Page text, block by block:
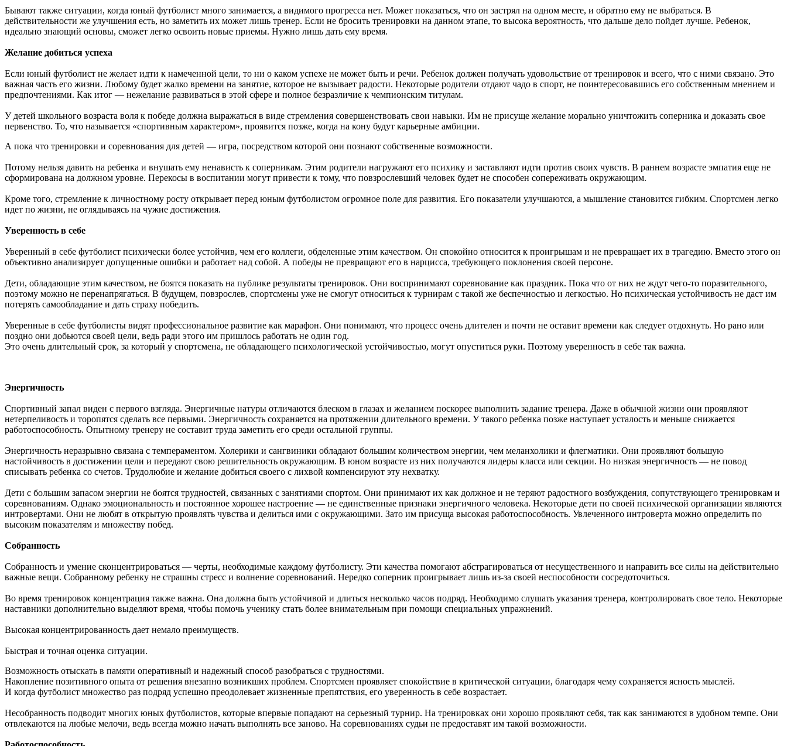
Бывают также ситуации, когда юный футболист много занимается, а видимого прогресса нет. Может показаться, что он застрял на одном месте, и обратно ему не выбраться. В
действительности же улучшения есть, но заметить их может лишь тренер. Если не бросить тренировки на данном этапе, то высока вероятность, что дальше дело пойдет лучше. Ребенок,
идеально знающий основы, сможет легко освоить новые приемы. Нужно лишь дать ему время.
Желание добиться успеха
Если юный футболист не желает идти к намеченной цели, то ни о каком успехе не может быть и речи. Ребенок должен получать удовольствие от тренировок и всего, что с ними связано. Это
важная часть его жизни. Любому будет жалко времени на занятие, которое не вызывает радости. Некоторые родители отдают чадо в спорт, не поинтересовавшись его собственным мнением и
предпочтениями. Как итог — нежелание развиваться в этой сфере и полное безразличие к чемпионским титулам.
У детей школьного возраста воля к победе должна выражаться в виде стремления совершенствовать свои навыки. Им не присуще желание морально уничтожить соперника и доказать свое
первенство. То, что называется «спортивным характером», проявится позже, когда на кону будут карьерные амбиции.
А пока что тренировки и соревнования для детей — игра, посредством которой они познают собственные возможности.
Потому нельзя давить на ребенка и внушать ему ненависть к соперникам. Этим родители нагружают его психику и заставляют идти против своих чувств. В раннем возрасте эмпатия еще не
сформирована на должном уровне. Перекосы в воспитании могут привести к тому, что повзрослевший человек будет не способен сопереживать окружающим.
Кроме того, стремление к личностному росту открывает перед юным футболистом огромное поле для развития. Его показатели улучшаются, а мышление становится гибким. Спортсмен легко
идет по жизни, не оглядываясь на чужие достижения.
Уверенность в себе
Уверенный в себе футболист психически более устойчив, чем его коллеги, обделенные этим качеством. Он спокойно относится к проигрышам и не превращает их в трагедию. Вместо этого он
объективно анализирует допущенные ошибки и работает над собой. А победы не превращают его в нарцисса, требующего поклонения своей персоне.
Дети, обладающие этим качеством, не боятся показать на публике результаты тренировок. Они воспринимают соревнование как праздник. Пока что от них не ждут чего-то поразительного,
поэтому можно не перенапрягаться. В будущем, повзрослев, спортсмены уже не смогут относиться к турнирам с такой же беспечностью и легкостью. Но психическая устойчивость не даст им
потерять самообладание и дать страху победить.
Уверенные в себе футболисты видят профессиональное развитие как марафон. Они понимают, что процесс очень длителен и почти не оставит времени как следует отдохнуть. Но рано или
поздно они добьются своей цели, ведь ради этого им пришлось работать не один год.
Это очень длительный срок, за который у спортсмена, не обладающего психологической устойчивостью, могут опуститься руки. Поэтому уверенность в себе так важна.
Энергичность
Спортивный запал виден с первого взгляда. Энергичные натуры отличаются блеском в глазах и желанием поскорее выполнить задание тренера. Даже в обычной жизни они проявляют
нетерпеливость и торопятся сделать все первыми. Энергичность сохраняется на протяжении длительного времени. У такого ребенка позже наступает усталость и меньше снижается
работоспособность. Опытному тренеру не составит труда заметить его среди остальной группы.
Энергичность неразрывно связана с темпераментом. Холерики и сангвиники обладают большим количеством энергии, чем меланхолики и флегматики. Они проявляют большую
настойчивость в достижении цели и передают свою решительность окружающим. В юном возрасте из них получаются лидеры класса или секции. Но низкая энергичность — не повод
списывать ребенка со счетов. Трудолюбие и желание добиться своего с лихвой компенсируют эту нехватку.
Дети с большим запасом энергии не боятся трудностей, связанных с занятиями спортом. Они принимают их как должное и не теряют радостного возбуждения, сопутствующего тренировкам и
соревнованиям. Однако эмоциональность и постоянное хорошее настроение — не единственные признаки энергичного человека. Некоторые дети по своей психической организации являются
интровертами. Они не любят в открытую проявлять чувства и делиться ими с окружающими. Зато им присуща высокая работоспособность. Увлеченного интроверта можно определить по
высоким показателям и множеству побед.
Собранность
Собранность и умение сконцентрироваться — черты, необходимые каждому футболисту. Эти качества помогают абстрагироваться от несущественного и направить все силы на действительно
важные вещи. Собранному ребенку не страшны стресс и волнение соревнований. Нередко соперник проигрывает лишь из-за своей неспособности сосредоточиться.
Во время тренировок концентрация также важна. Она должна быть устойчивой и длиться несколько часов подряд. Необходимо слушать указания тренера, контролировать свое тело. Некоторые
наставники дополнительно выделяют время, чтобы помочь ученику стать более внимательным при помощи специальных упражнений.
Высокая концентрированность дает немало преимуществ.
Быстрая и точная оценка ситуации.
Возможность отыскать в памяти оперативный и надежный способ разобраться с трудностями.
Накопление позитивного опыта от решения внезапно возникших проблем. Спортсмен проявляет спокойствие в критической ситуации, благодаря чему сохраняется ясность мыслей.
И когда футболист множество раз подряд успешно преодолевает жизненные препятствия, его уверенность в себе возрастает.
Несобранность подводит многих юных футболистов, которые впервые попадают на серьезный турнир. На тренировках они хорошо проявляют себя, так как занимаются в удобном темпе. Они
отвлекаются на любые мелочи, ведь всегда можно начать выполнять все заново. На соревнованиях судьи не предоставят им такой возможности.